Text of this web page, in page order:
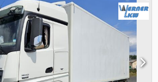
mm , Laderaumbreite:2.490 mm
mm, Ausstattung:ABS, Klimaanlage,
Fahrzeug ID für telefonische Anfragen
Hsk * Kabine: XLX, 2x Liege * Automatik,
Klima, Kühlschrank, 2x
Dachspoiler, Schleuderketten, AHK 40
vorne + hinten * Portaltüren, 3x
Ladebordwand BÄR, 1.500 kg *